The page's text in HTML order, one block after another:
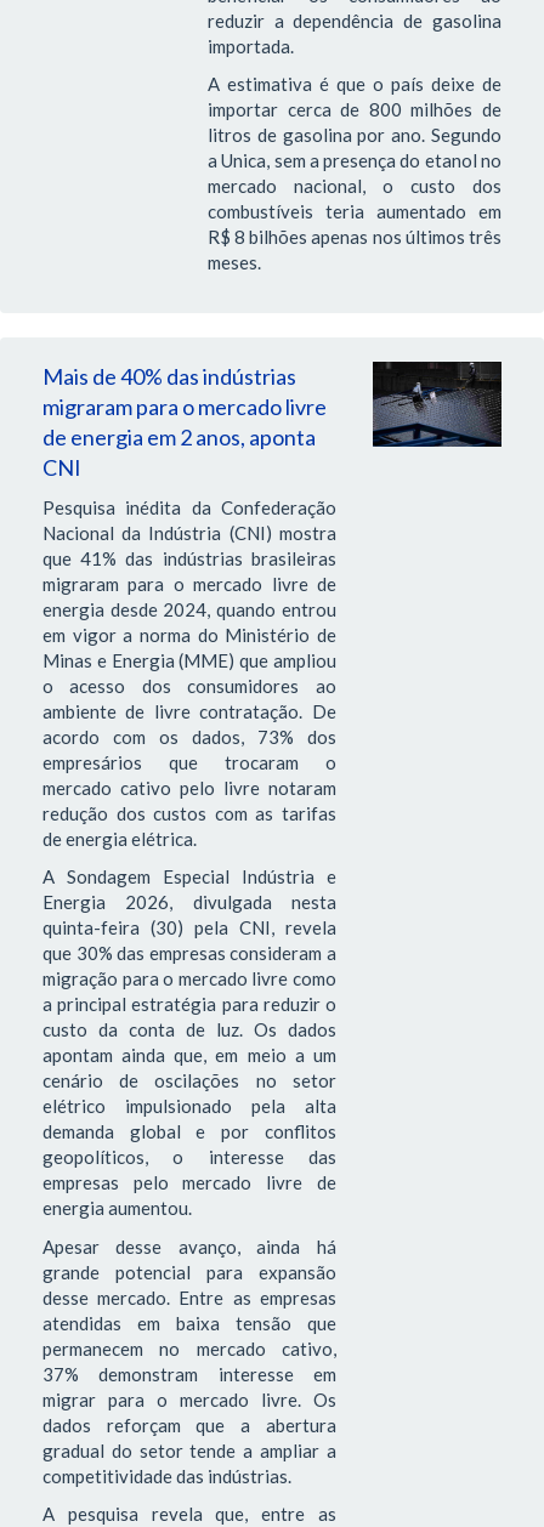
reduzir a dependência de gasolina
importada.
A estimativa é que o país deixe de
importar cerca de 800 milhões de
litros de gasolina por ano. Segundo
a Unica, sem a presença do etanol no
mercado nacional, o custo dos
combustíveis teria aumentado em
R$ 8 bilhões apenas nos últimos três
meses.
Mais de 40% das indústrias
migraram para o mercado livre
de energia em 2 anos, aponta
CNI
Pesquisa inédita da Confederação
Nacional da Indústria (CNI) mostra
que 41% das indústrias brasileiras
migraram para o mercado livre de
energia desde 2024, quando entrou
em vigor a norma do Ministério de
Minas e Energia (MME) que ampliou
o acesso dos consumidores ao
ambiente de livre contratação. De
acordo com os dados, 73% dos
empresários que trocaram o
mercado cativo pelo livre notaram
redução dos custos com as tarifas
de energia elétrica.
A Sondagem Especial Indústria e
Energia 2026, divulgada nesta
quinta-feira (30) pela CNI, revela
que 30% das empresas consideram a
migração para o mercado livre como
a principal estratégia para reduzir o
custo da conta de luz. Os dados
apontam ainda que, em meio a um
cenário de oscilações no setor
elétrico impulsionado pela alta
demanda global e por conflitos
geopolíticos, o interesse das
empresas pelo mercado livre de
energia aumentou.
Apesar desse avanço, ainda há
grande potencial para expansão
desse mercado. Entre as empresas
atendidas em baixa tensão que
permanecem no mercado cativo,
37% demonstram interesse em
migrar para o mercado livre. Os
dados reforçam que a abertura
gradual do setor tende a ampliar a
competitividade das indústrias.
A pesquisa revela que, entre as